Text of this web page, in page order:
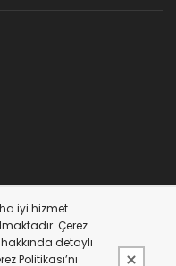
iyi hizmet
Çerez
detaylı
Politikası’nı